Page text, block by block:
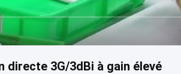
directe 3G/3dBi à gain élevé